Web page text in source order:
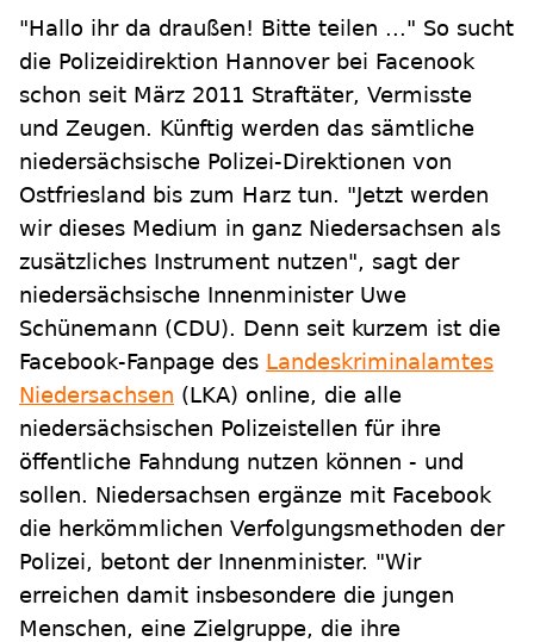
"Hallo ihr da draußen! Bitte teilen ..." So sucht
die Polizeidirektion Hannover bei Facenook
schon seit März 2011 Straftäter, Vermisste
und Zeugen. Künftig werden das sämtliche
niedersächsische Polizei-Direktionen von
Ostfriesland bis zum Harz tun. "Jetzt werden
wir dieses Medium in ganz Niedersachsen als
zusätzliches Instrument nutzen", sagt der
niedersächsische Innenminister Uwe
Schünemann (CDU). Denn seit kurzem ist die
Facebook-Fanpage des Landeskriminalamtes
Niedersachsen (LKA) online, die alle
niedersächsischen Polizeistellen für ihre
öffentliche Fahndung nutzen können - und
sollen. Niedersachsen ergänze mit Facebook
die herkömmlichen Verfolgungsmethoden der
Polizei, betont der Innenminister. "Wir
erreichen damit insbesondere die jungen
Menschen, eine Zielgruppe, die ihre